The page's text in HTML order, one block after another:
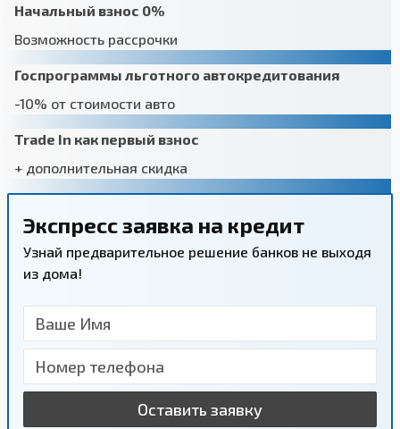
Начальный взнос 0%
Возможность рассрочки
Госпрограммы льготного автокредитования
-10% от стоимости авто
Trade In как первый взнос
+ дополнительная скидка
Экспресс заявка на кредит
Узнай предварительное решение банков не выходя
из дома!
Оставить заявку